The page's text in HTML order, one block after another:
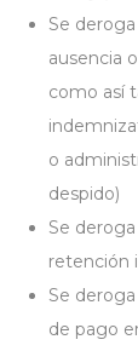
Se
ausencia
como así
o
despido)
Se
retención
Se
de pago